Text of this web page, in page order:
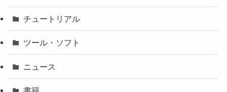
チュートリアル
ツール・ソフト
ニュース